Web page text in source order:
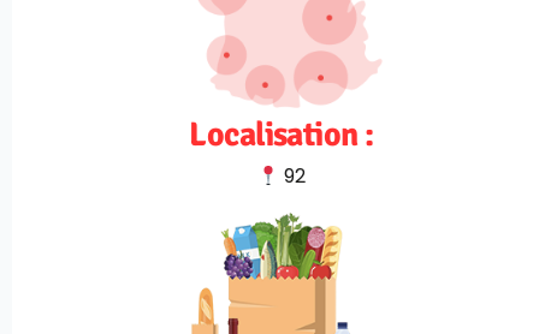
Localisation :
92